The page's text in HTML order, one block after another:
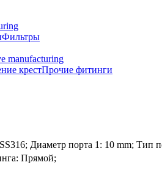
Фильтры
manufacturing
крестПрочие фитинги
Диаметр порта 1: 10 mm;
Прямой;